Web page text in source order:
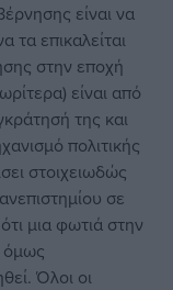
είναι να
τα επικαλείται
στην εποχή
είναι από
της και
πολιτικής
στοιχειωδώς
σε
μια φωτιά στην
όμως
Όλοι οι